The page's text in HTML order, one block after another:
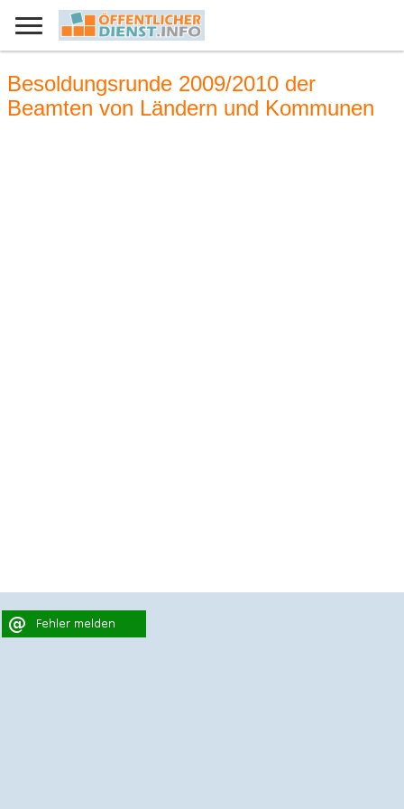
Besoldungsrunde 2009/2010 der
Beamten von Ländern und Kommunen